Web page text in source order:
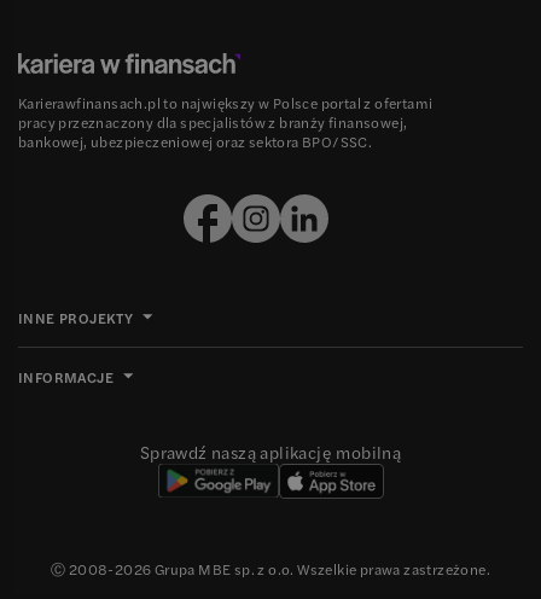
Karierawfinansach.pl to największy w Polsce portal z ofertami
pracy przeznaczony dla specjalistów z branży finansowej,
bankowej, ubezpieczeniowej oraz sektora BPO/SSC.
INNE PROJEKTY
INFORMACJE
Sprawdź naszą aplikację mobilną
Ⓒ 2008-2026Grupa MBE sp. z o.o. Wszelkie prawa zastrzeżone.